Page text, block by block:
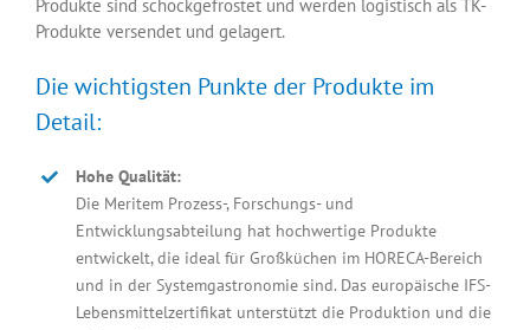
Produkte sind schockgefrostet und werden logistisch als TK-
Produkte versendet und gelagert.
Die wichtigsten Punkte der Produkte im
Detail:
Hohe Qualität:
Die Meritem Prozess-, Forschungs- und
Entwicklungsabteilung hat hochwertige Produkte
entwickelt, die ideal für Großküchen im HORECA-Bereich
und in der Systemgastronomie sind. Das europäische IFS-
Lebensmittelzertifikat unterstützt die Produktion und die